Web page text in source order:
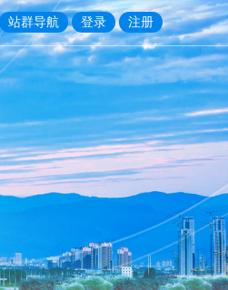
站群导航 登录 注册